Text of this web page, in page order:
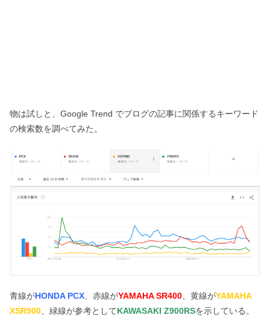
物は試しと、Google Trend でブログの記事に関係するキーワード
の検索数を調べてみた。
青線がHONDA PCX 、赤線がYAMAHA SR400 、黄線がYAMAHA
XSR900 、緑線が参考としてKAWASAKI Z900RSを示している。